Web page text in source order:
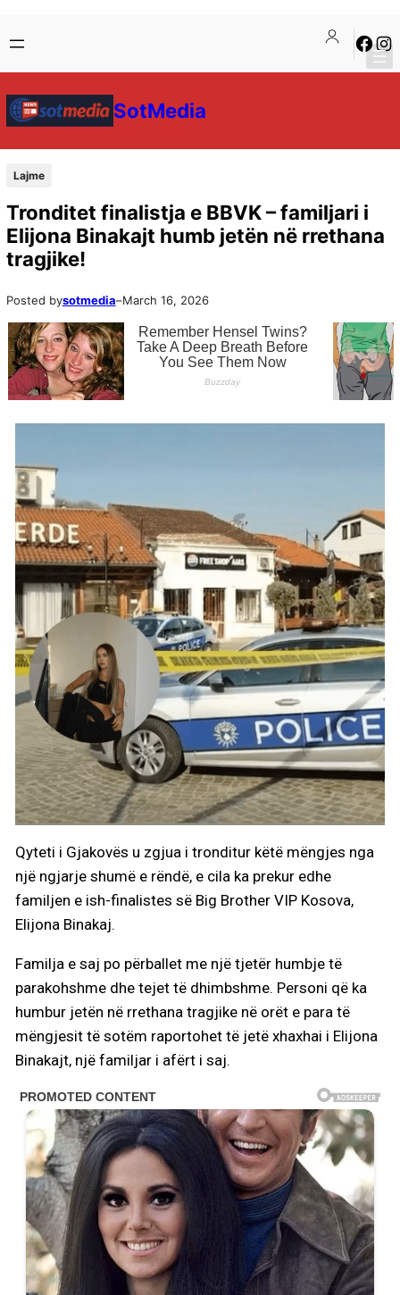
SotMedia
Lajme
Tronditet finalistja e BBVK – familjari i
Elijona Binakajt humb jetën në rrethana
tragjike!
Posted bysotmedia–March 16, 2026
Qyteti i Gjakovës u zgjua i tronditur këtë mëngjes nga
një ngjarje shumë e rëndë, e cila ka prekur edhe
familjen e ish-finalistes së Big Brother VIP Kosova,
Elijona Binakaj.
Familja e saj po përballet me një tjetër humbje të
parakohshme dhe tejet të dhimbshme. Personi që ka
humbur jetën në rrethana tragjike në orët e para të
mëngjesit të sotëm raportohet të jetë xhaxhai i Elijona
Binakajt, një familjar i afërt i saj.